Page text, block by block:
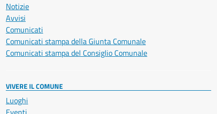
Notizie
Avvisi
Comunicati
Comunicati stampa della Giunta Comunale
Comunicati stampa del Consiglio Comunale
VIVERE IL COMUNE
Luoghi